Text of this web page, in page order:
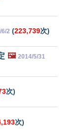
2 (223,739次)
🖼️ 2014/5/31
次)
次)